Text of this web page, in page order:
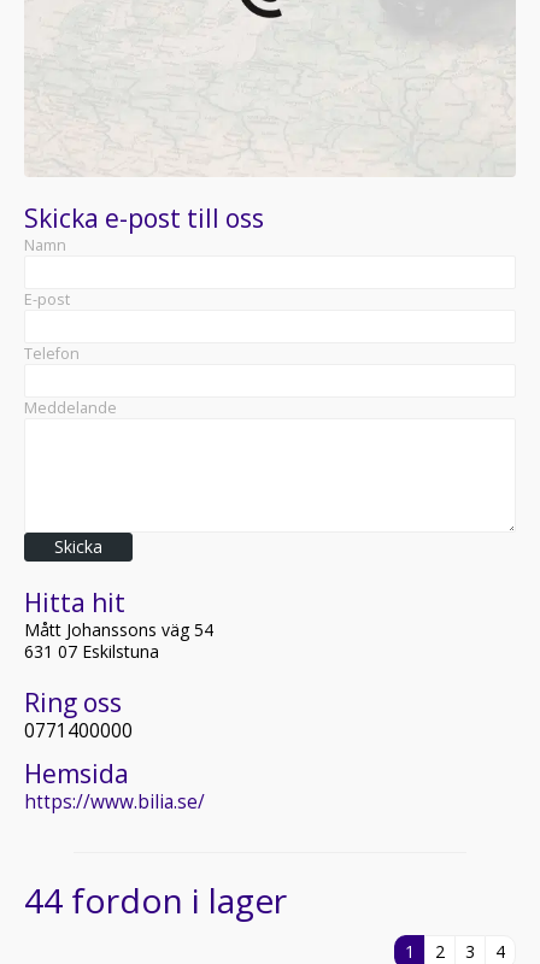
Skicka e-post till oss
Namn
E-post
Telefon
Meddelande
Skicka
Hitta hit
Mått Johanssons väg 54
631 07 Eskilstuna
Ring oss
0771400000
Hemsida
https://www.bilia.se/
44 fordon i lager
1 2 3 4